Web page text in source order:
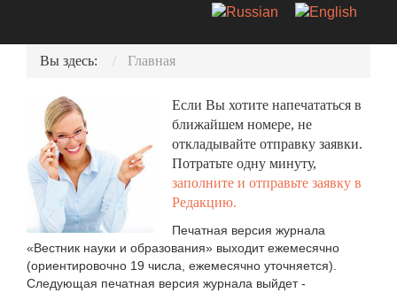
Вы здесь: Главная
Если Вы хотите напечататься в
ближайшем номере, не
откладывайте отправку заявки.
Потратьте одну минуту,
заполните и отправьте заявку в
Редакцию.
Печатная версия журнала
«Вестник науки и образования» выходит ежемесячно
(ориентировочно 19 числа, ежемесячно уточняется).
Следующая печатная версия журнала выйдет -